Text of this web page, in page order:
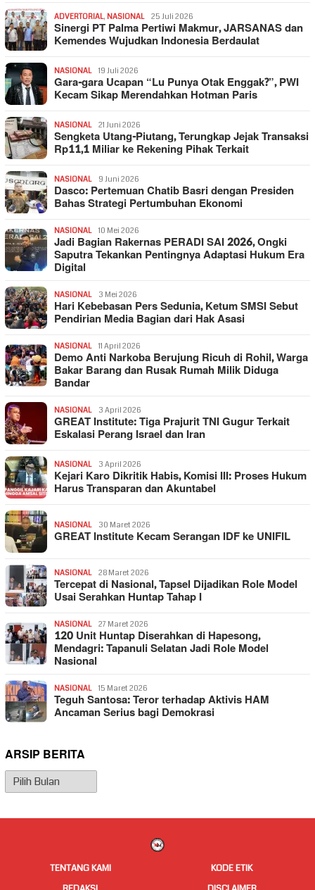
ADVERTORIAL, NASIONAL 25 Juli 2026
Sinergi PT Palma Pertiwi Makmur, JARSANAS dan
Kemendes Wujudkan Indonesia Berdaulat
NASIONAL 19 Juli 2026
Gara-gara Ucapan “Lu Punya Otak Enggak?”, PWI
Kecam Sikap Merendahkan Hotman Paris
NASIONAL 21 Juni 2026
Sengketa Utang-Piutang, Terungkap Jejak Transaksi
Rp11,1 Miliar ke Rekening Pihak Terkait
NASIONAL 9 Juni 2026
Dasco: Pertemuan Chatib Basri dengan Presiden
Bahas Strategi Pertumbuhan Ekonomi
NASIONAL 10 Mei 2026
Jadi Bagian Rakernas PERADI SAI 2026, Ongki
Saputra Tekankan Pentingnya Adaptasi Hukum Era
Digital
NASIONAL 3 Mei 2026
Hari Kebebasan Pers Sedunia, Ketum SMSI Sebut
Pendirian Media Bagian dari Hak Asasi
NASIONAL 11 April 2026
Demo Anti Narkoba Berujung Ricuh di Rohil, Warga
Bakar Barang dan Rusak Rumah Milik Diduga
Bandar
NASIONAL 3 April 2026
GREAT Institute: Tiga Prajurit TNI Gugur Terkait
Eskalasi Perang Israel dan Iran
NASIONAL 3 April 2026
Kejari Karo Dikritik Habis, Komisi III: Proses Hukum
Harus Transparan dan Akuntabel
NASIONAL 30 Maret 2026
GREAT Institute Kecam Serangan IDF ke UNIFIL
NASIONAL 28 Maret 2026
Tercepat di Nasional, Tapsel Dijadikan Role Model
Usai Serahkan Huntap Tahap I
NASIONAL 27 Maret 2026
120 Unit Huntap Diserahkan di Hapesong,
Mendagri: Tapanuli Selatan Jadi Role Model
Nasional
NASIONAL 15 Maret 2026
Teguh Santosa: Teror terhadap Aktivis HAM
Ancaman Serius bagi Demokrasi
ARSIP BERITA
Arsip
Berita
TENTANG KAMI
KODE ETIK